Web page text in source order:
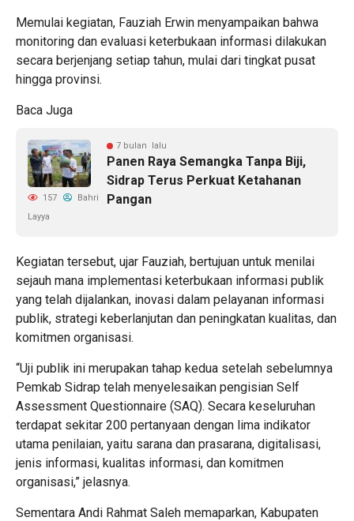
Memulai kegiatan, Fauziah Erwin menyampaikan bahwa
monitoring dan evaluasi keterbukaan informasi dilakukan
secara berjenjang setiap tahun, mulai dari tingkat pusat
hingga provinsi.
Baca Juga
7 bulan lalu
Panen Raya Semangka Tanpa Biji,
Sidrap Terus Perkuat Ketahanan
Pangan
157
Bahri
Layya
Kegiatan tersebut, ujar Fauziah, bertujuan untuk menilai
sejauh mana implementasi keterbukaan informasi publik
yang telah dijalankan, inovasi dalam pelayanan informasi
publik, strategi keberlanjutan dan peningkatan kualitas, dan
komitmen organisasi.
“Uji publik ini merupakan tahap kedua setelah sebelumnya
Pemkab Sidrap telah menyelesaikan pengisian Self
Assessment Questionnaire (SAQ). Secara keseluruhan
terdapat sekitar 200 pertanyaan dengan lima indikator
utama penilaian, yaitu sarana dan prasarana, digitalisasi,
jenis informasi, kualitas informasi, dan komitmen
organisasi,” jelasnya.
Sementara Andi Rahmat Saleh memaparkan, Kabupaten